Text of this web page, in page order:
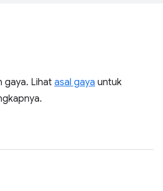
gaya. Lihat asal gaya untuk